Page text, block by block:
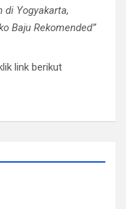
di Yogyakarta,
Baju Rekomended”
link berikut